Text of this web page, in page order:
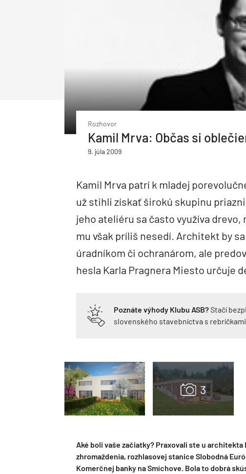
Rozhovor
Kamil Mrva: Občas si
9. júla 2009
Kamil Mrva patrí k mladej
už stihli získať širokú skupinu
jeho ateliéru sa často využíva
mu však príliš nesedí. Architekt by
úradníkom či ochranárom, ale
hesla Karla Pragnera Miesto určuje
Poznáte výhody Klubu ASB?Stačí
slovenského stavebníctva s
Aké boli vaše začiatky? Praxovali ste u
zhromaždenia, rozhlasovej stanice Slobodná
Komerčnej banky na Smíchove. Bola to dobrá